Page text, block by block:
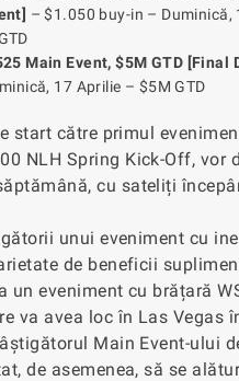
– $1.050 buy-in – Duminică,
Main Event, $5M GTD [Final
17 Aprilie – $5M GTD
start către primul
NLH Spring Kick-Off, vor
cu sateliți
unui eveniment cu
de beneficii
un eveniment cu brățară
va avea loc în Las Vegas
Main Event-ului
de asemenea, să se